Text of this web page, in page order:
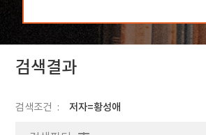
검색결과
검색조건 저자=황성애